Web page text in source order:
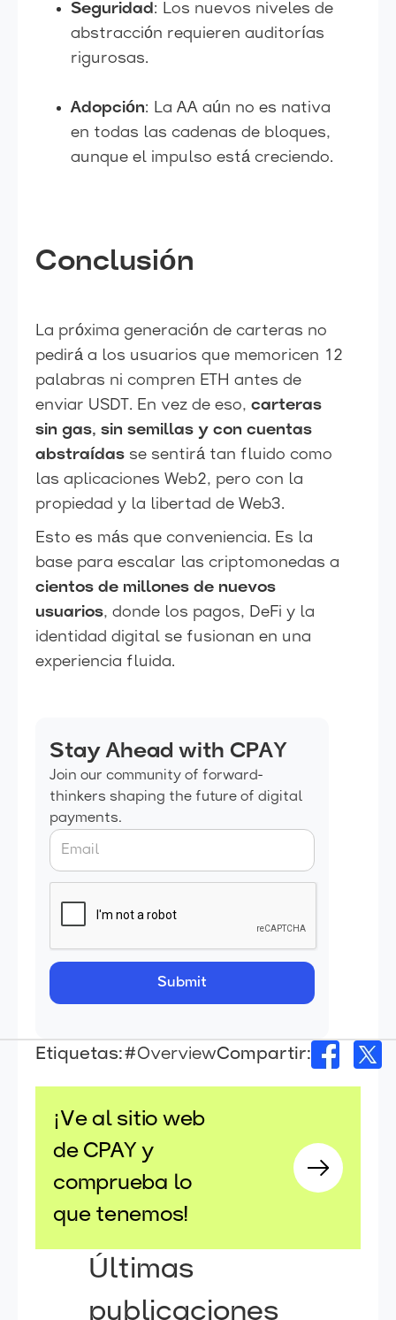
Seguridad: Los nuevos niveles de
abstracción requieren auditorías
rigurosas.
Adopción: La AA aún no es nativa
en todas las cadenas de bloques,
aunque el impulso está creciendo.
Conclusión
La próxima generación de carteras no
pedirá a los usuarios que memoricen 12
palabras ni compren ETH antes de
enviar USDT. En vez de eso, carteras
sin gas, sin semillas y con cuentas
abstraídas se sentirá tan fluido como
las aplicaciones Web2, pero con la
propiedad y la libertad de Web3.
Esto es más que conveniencia. Es la
base para escalar las criptomonedas a
cientos de millones de nuevos
usuarios, donde los pagos, DeFi y la
identidad digital se fusionan en una
experiencia fluida.
Stay Ahead with CPAY
Join our community of forward-
thinkers shaping the future of digital
payments.
Etiquetas:#OverviewCompartir:
¡Ve al sitio web
de CPAY y
comprueba lo
que tenemos!
Últimas
publicaciones